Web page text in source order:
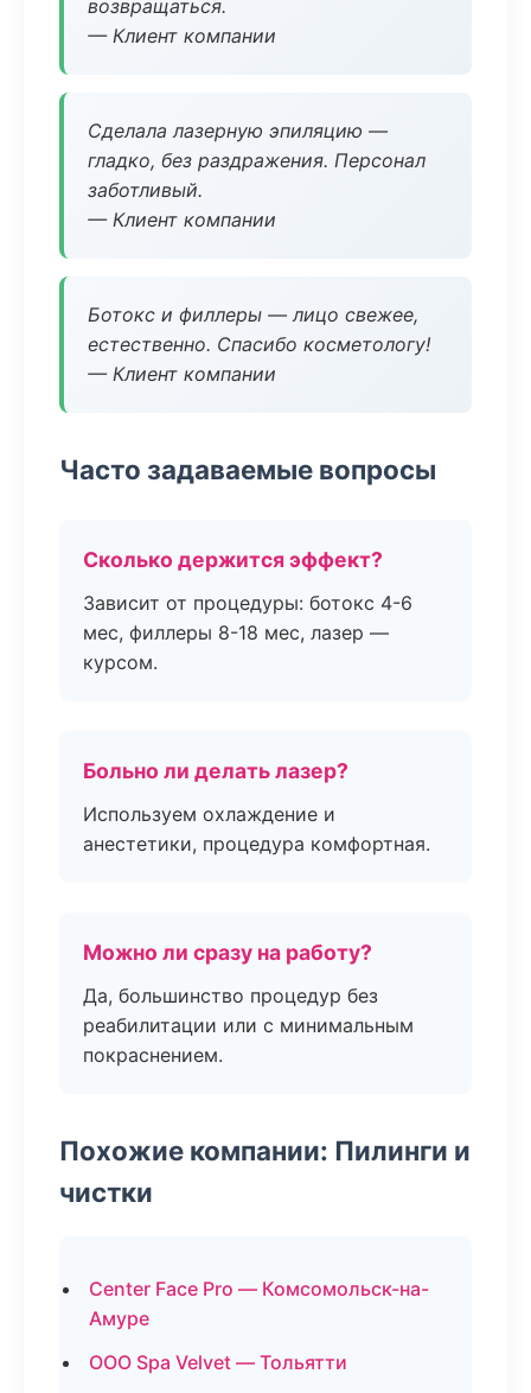
возвращаться.
— Клиент компании
Сделала лазерную эпиляцию —
гладко, без раздражения. Персонал
заботливый.
— Клиент компании
Ботокс и филлеры — лицо свежее,
естественно. Спасибо косметологу!
— Клиент компании
Часто задаваемые вопросы
Сколько держится эффект?
Зависит от процедуры: ботокс 4-6
мес, филлеры 8-18 мес, лазер —
курсом.
Больно ли делать лазер?
Используем охлаждение и
анестетики, процедура комфортная.
Можно ли сразу на работу?
Да, большинство процедур без
реабилитации или с минимальным
покраснением.
Похожие компании: Пилинги и
чистки
Center Face Pro — Комсомольск-на-
Амуре
ООО Spa Velvet — Тольятти